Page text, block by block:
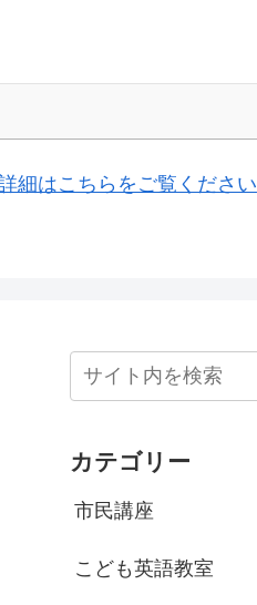
細はこちらをご覧ください
カテゴリー
市民講座
こども英語教室